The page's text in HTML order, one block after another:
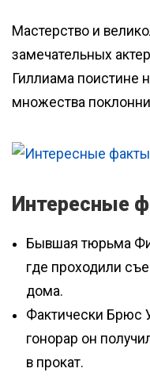
Мастерство и
замечательных
Гиллиама поистине
множества
Интересные
Бывшая тюрьма
где проходили
дома.
Фактически Брюс
гонорар он
в прокат.